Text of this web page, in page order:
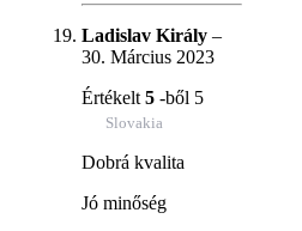
Ladislav Király –
30. Március 2023
Értékelt 5 -ből 5
Slovakia
Dobrá kvalita
Jó minőség